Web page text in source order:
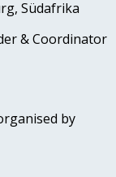
Südafrika
& Coordinator
by